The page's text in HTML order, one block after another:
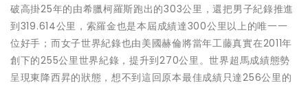
破高掛25年的由希臘柯羅斯跑出的303公里，還把男子紀錄推進
到319.614公里，索羅金也是本屆成績達300公里以上的唯一一
位好手；而女子世界紀錄也由美國赫倫將當年工藤真實在2011年
創下的255公里世界紀錄，提升到270公里。世界超馬成績態勢
呈現東降西昇的狀態，想不到這回原本最佳成績只達256公里的